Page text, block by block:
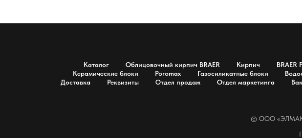
Каталог Облицовочный кирпич BRAER Кирпич BRAER
Керамические блоки
Poromax Газосиликатные блоки
Доставка
Реквизиты Отдел продаж Отдел маркетинга
© OOO